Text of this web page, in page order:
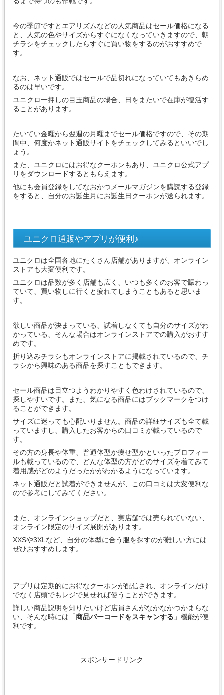
今の季節ですとエアリズムなどの人気商品はセール価格になる
と、人気の色やサイズからすぐになくなっていきますので、朝
チラシをチェックしたらすぐに買い物をするのがおすすめで
す。
なお、ネット通販ではセールで品切れになっていてもあきらめ
るのは早いです。
ユニクロ一押しの目玉商品の場合、日をまたいで在庫が復活す
ることがあります。
たいてい金曜から翌週の月曜までセール価格ですので、その期
間中、何度かネット通販サイトをチェックしてみるといいでし
ょう。
また、ユニクロにはお得なクーポンもあり、ユニクロ公式アプ
リをダウンロードするともらえます。
他にも会員登録をしてなおかつメールマガジンを購読する登録
をすると、自分のお誕生月にお誕生日クーポンが送られます。
ユニクロ通販やアプリが便利♪
ユニクロは全国各地にたくさん店舗がありますが、オンライン
ストアも大変便利です。
ユニクロは品数が多く店舗も広く、いつも多くのお客で賑わっ
ていて、買い物しに行くと疲れてしまうこともあると思いま
す。
欲しい商品が決まっている、試着しなくても自分のサイズがわ
かっている、そんな場合はオンラインストアでの購入がおすす
めです。
折り込みチラシもオンラインストアに掲載されているので、チ
ラシから興味のある商品を探すこともできます。
セール商品は目立つようわかりやすく色わけされているので、
探しやすいです。また、気になる商品にはブックマークをつけ
ることができます。
サイズに迷っても心配いりません。商品の詳細サイズも全て載
っていますし、購入したお客からの口コミが載っているので
す。
その方の身長や体重、普通体型か痩せ型かといったプロフィー
ルも載っているので、どんな体型の方がどのサイズを着てみて
着用感がどのようだったかがわかるようになっています。
ネット通販だと試着ができませんが、この口コミは大変便利な
ので参考にしてみてください。
また、オンラインショップだと、実店舗では売られていない、
オンライン限定のサイズ展開があります。
XXSや3XLなど、自分の体型に合う服を探すのが難しい方には
ぜひおすすめします。
アプリは定期的にお得なクーポンが配信され、オンラインだけ
でなく店頭でもレジで見せれば使うことができます。
詳しい商品説明を知りたいけど店員さんがなかなかつかまらな
い、そんな時には「商品バーコードをスキャンする 」機能が便
利です。
スポンサードリンク